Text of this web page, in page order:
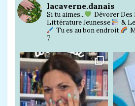
lacaverne.danais
Si tu aimes... Dévorer Des
Littérature Jeunesse
&
Tu es au bon endroit
7